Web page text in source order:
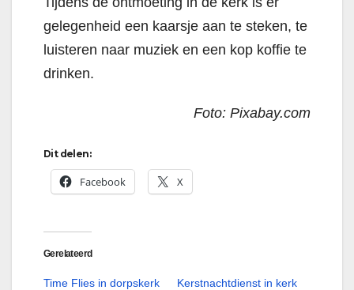
gelegenheid een kaarsje aan te steken, te
luisteren naar muziek en een kop koffie te
drinken.
Foto: Pixabay.com
Dit delen:
Facebook X
Gerelateerd
Time Flies in dorpskerk
Kerstnachtdienst in kerk